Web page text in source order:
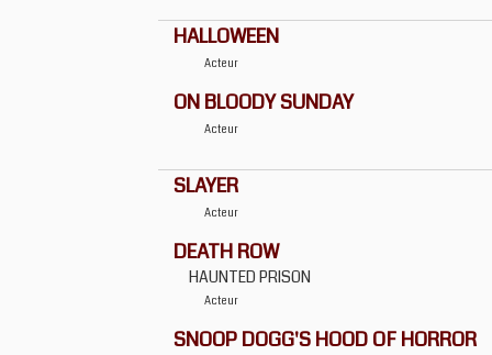
HALLOWEEN
Acteur
ON BLOODY SUNDAY
Acteur
SLAYER
Acteur
DEATH ROW
HAUNTED PRISON
Acteur
SNOOP DOGG'S HOOD OF HORROR